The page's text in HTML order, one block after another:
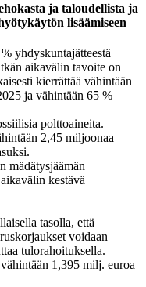
ja taloudellista ja
lisäämiseen
yhdyskuntajätteestä
aikavälin tavoite on
kierrättää vähintään
ja vähintään 65 %
polttoaineita.
2,45 miljoonaa
mädätysjäämän
kestävä
tasolla, että
voidaan
tulorahoituksella.
1,395 milj. euroa